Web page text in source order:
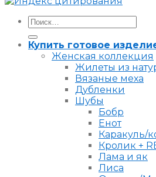
Искать:
Купить готовое
Женская коллекция
Жилеты из
Вязаные меха
Дубленки
Шубы
Бобр
Енот
Каракуль/
Кролик +
Лама и як
Лиса